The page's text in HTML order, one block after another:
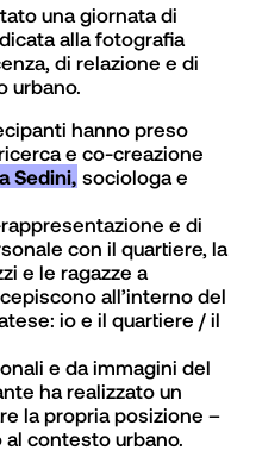
una giornata di
alla fotografia
di relazione e di
urbano.
hanno preso
e co-creazione
Sedini, sociologa e
e di
con il quartiere, la
e le ragazze a
all’interno del
io e il quartiere / il
e da immagini del
ha realizzato un
la propria posizione –
contesto urbano.